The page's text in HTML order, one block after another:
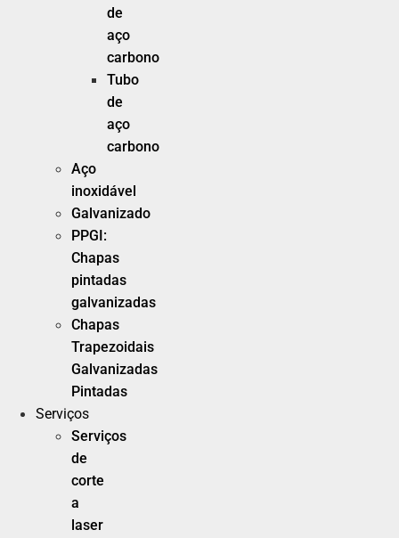
de
aço
carbono
Tubo
de
aço
carbono
Aço
inoxidável
Galvanizado
PPGI:
Chapas
pintadas
galvanizadas
Chapas
Trapezoidais
Galvanizadas
Pintadas
Serviços
Serviços
de
corte
a
laser